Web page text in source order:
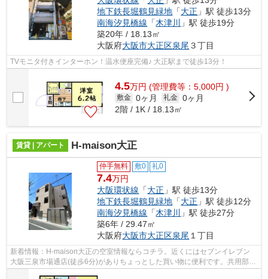
地下鉄長堀鶴見緑地 「大正 」駅 徒歩13分
南海汐見橋線 「木津川
」駅 徒歩19分
築20年 / 18.13㎡
大阪府大阪市大正区泉尾 ３丁目
TVモニタ付きインターホン！温水便座完備♪ 大正駅まで徒歩13分！
4.5万円 (管理費等：5,000円 )
敷金 0ヶ月 礼金 0ヶ月
2階 / 1K / 18.13㎡
賃貸 | アパート H-maison大正
仲手無料 敷0 礼0
7.4万円
大阪環状線 「大正 」駅 徒歩13分
地下鉄長堀鶴見緑地 「大正 」駅 徒歩12分
南海汐見橋線 「木津川
」駅 徒歩27分
築6年 / 29.47㎡
大阪府大阪市大正区泉尾 １丁目
新着情報：H-maison大正の空室情報ならコチラ。近くにはセブンイレブン
大阪三泉市場通店(徒歩6分)がありちょっとした買い物に便利です。共用部に
は敷地内ごみ置き場・エレベータなど...